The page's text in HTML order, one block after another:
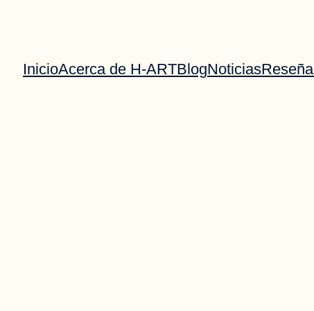
InicioAcerca de H-ARTBlogNoticias